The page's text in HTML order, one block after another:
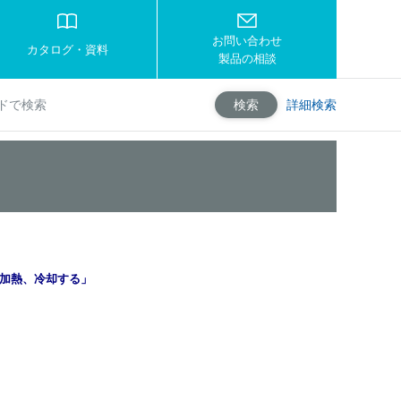
カタログ・資料
お問い合わせ
製品の相談
検索 詳細検索
熱、冷却する」